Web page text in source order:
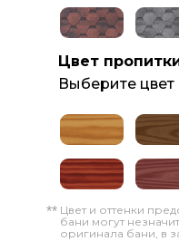
**
Цвет
Цвет и оттенки
бани могут
оригинала бани, в
Выберите цвет